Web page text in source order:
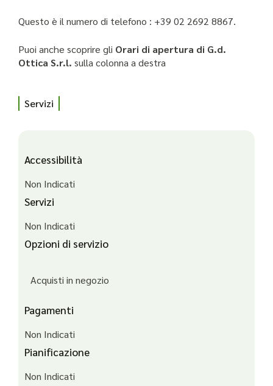
Questo è il numero di telefono : +39 02 2692 8867.
Puoi anche scoprire gli Orari di apertura di G.d.
Ottica S.r.l. sulla colonna a destra
Servizi
Accessibilità
Non Indicati
Servizi
Non Indicati
Opzioni di servizio
Acquisti in negozio
Pagamenti
Non Indicati
Pianificazione
Non Indicati